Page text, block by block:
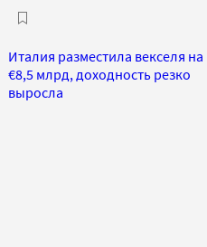
Италия разместила векселя на
€8,5 млрд, доходность резко
выросла